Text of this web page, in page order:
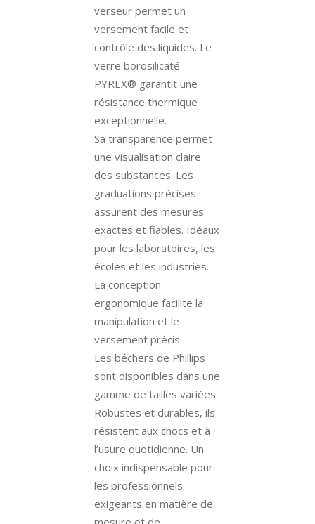
verseur permet un
versement facile et
contrôlé des liquides. Le
verre borosilicaté
PYREX® garantit une
résistance thermique
exceptionnelle.
Sa transparence permet
une visualisation claire
des substances. Les
graduations précises
assurent des mesures
exactes et fiables. Idéaux
pour les laboratoires, les
écoles et les industries.
La conception
ergonomique facilite la
manipulation et le
versement précis.
Les béchers de Phillips
sont disponibles dans une
gamme de tailles variées.
Robustes et durables, ils
résistent aux chocs et à
l’usure quotidienne. Un
choix indispensable pour
les professionnels
exigeants en matière de